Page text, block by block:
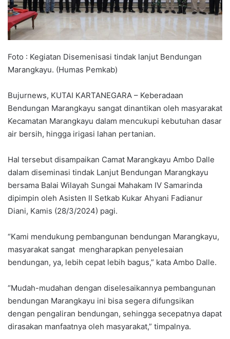
Foto : Kegiatan Disemenisasi tindak lanjut Bendungan
Marangkayu. (Humas Pemkab)
Bujurnews, KUTAI KARTANEGARA – Keberadaan
Bendungan Marangkayu sangat dinantikan oleh masyarakat
Kecamatan Marangkayu dalam mencukupi kebutuhan dasar
air bersih, hingga irigasi lahan pertanian.
Hal tersebut disampaikan Camat Marangkayu Ambo Dalle
dalam diseminasi tindak Lanjut Bendungan Marangkayu
bersama Balai Wilayah Sungai Mahakam IV Samarinda
dipimpin oleh Asisten II Setkab Kukar Ahyani Fadianur
Diani, Kamis (28/3/2024) pagi.
“Kami mendukung pembangunan bendungan Marangkayu,
masyarakat sangat mengharapkan penyelesaian
bendungan, ya, lebih cepat lebih bagus,” kata Ambo Dalle.
“Mudah-mudahan dengan diselesaikannya pembangunan
bendungan Marangkayu ini bisa segera difungsikan
dengan pengaliran bendungan, sehingga secepatnya dapat
dirasakan manfaatnya oleh masyarakat,” timpalnya.